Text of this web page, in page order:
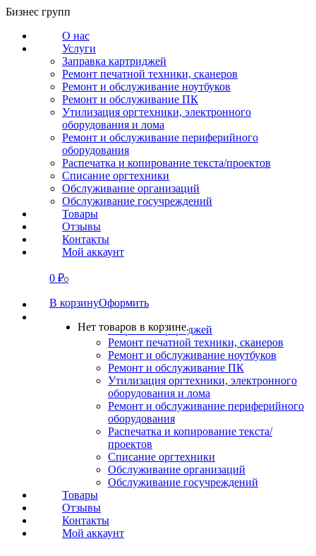
Перейти
содержанию
Бизнес групп
О нас
Услуги
Заправка картриджей
Ремонт печатной техники, сканеров
Ремонт и обслуживание ноутбуков
Ремонт и обслуживание ПК
Утилизация оргтехники, электронного
оборудования и лома
Ремонт и обслуживание периферийного
оборудования
Распечатка и копирование текста/проектов
Списание оргтехники
Обслуживание организаций
Обслуживание госучреждений
Товары
Отзывы
Контакты
Мой аккаунт
0 ₽0
В корзинуОформить
Нет товаров в корзине.
СВЯЗАТЬСЯ
О нас
Заправка картриджей
Ремонт печатной техники, сканеров
Ремонт и обслуживание ноутбуков
Ремонт и обслуживание ПК
Утилизация оргтехники, электронного
оборудования и лома
Ремонт и обслуживание периферийного
оборудования
Распечатка и копирование текста/
проектов
Списание оргтехники
Обслуживание организаций
Обслуживание госучреждений
Товары
Отзывы
Контакты
Мой аккаунт